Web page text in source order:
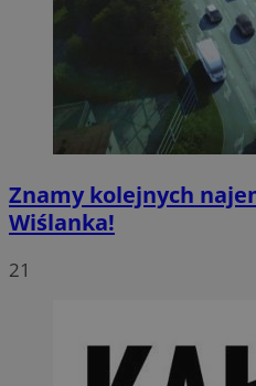
Znamy kolejnych
Wiślanka!
21